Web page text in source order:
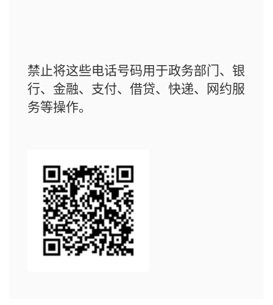
禁止将这些电话号码用于政务部门、银
行、金融、支付、借贷、快递、网约服
务等操作。